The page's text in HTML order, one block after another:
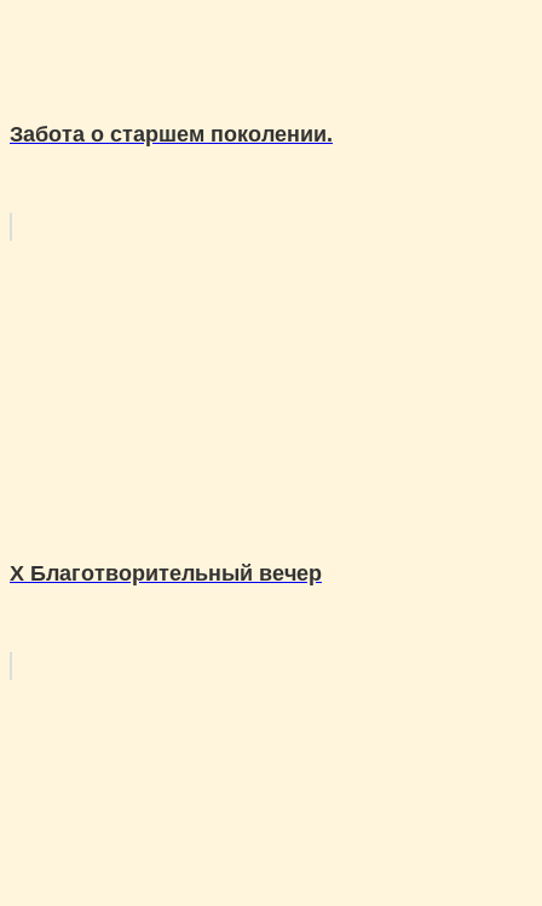
Забота о старшем поколении.
X Благотворительный вечер